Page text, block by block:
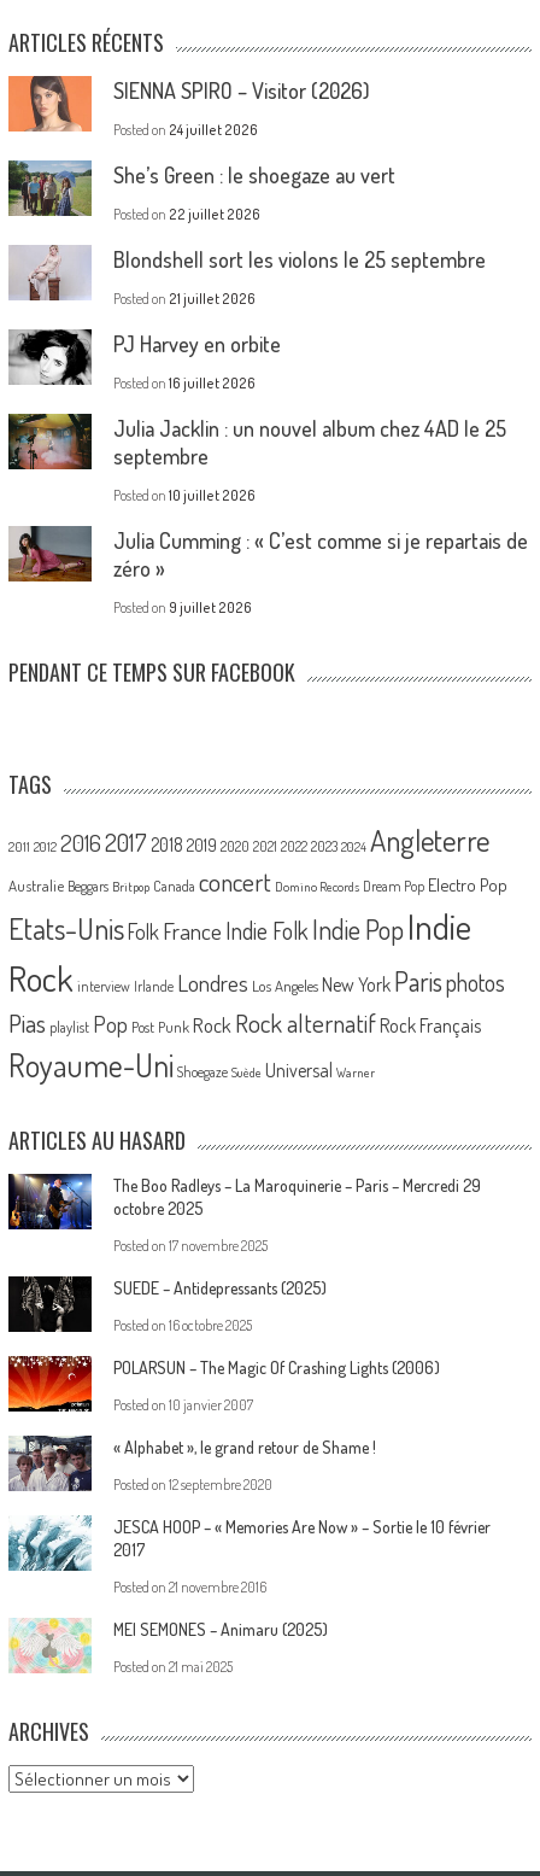
ARTICLES RÉCENTS
SIENNA SPIRO – Visitor (2026)
Posted on 24 juillet 2026
She’s Green : le shoegaze au vert
Posted on 22 juillet 2026
Blondshell sort les violons le 25 septembre
Posted on 21 juillet 2026
PJ Harvey en orbite
Posted on 16 juillet 2026
Julia Jacklin : un nouvel album chez 4AD le 25
septembre
Posted on 10 juillet 2026
Julia Cumming : « C’est comme si je repartais de
zéro »
Posted on 9 juillet 2026
PENDANT CE TEMPS SUR FACEBOOK
TAGS
2011 2012 20162017 2018 2019 2020 2021 2022 2023 2024 Angleterre
Australie Beggars Britpop Canada concert Domino Records Dream Pop Electro Pop
Etats-UnisFolk France Indie Folk Indie PopIndie
Rock interview Irlande Londres Los Angeles New York Parisphotos
Pias playlist Pop Post Punk Rock Rock alternatif Rock Français
Royaume-Uni Shoegaze Suède Universal Warner
ARTICLES AU HASARD
The Boo Radleys – La Maroquinerie – Paris – Mercredi 29
octobre 2025
Posted on 17 novembre 2025
SUEDE – Antidepressants (2025)
Posted on 16 octobre 2025
POLARSUN – The Magic Of Crashing Lights (2006)
Posted on 10 janvier 2007
« Alphabet », le grand retour de Shame !
Posted on 12 septembre 2020
JESCA HOOP – « Memories Are Now » – Sortie le 10 février
2017
Posted on 21 novembre 2016
MEI SEMONES – Animaru (2025)
Posted on 21 mai 2025
ARCHIVES
Archives